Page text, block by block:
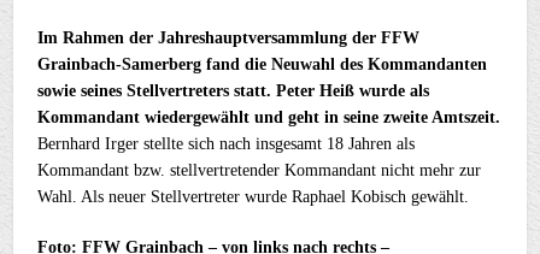
Im Rahmen der Jahreshauptversammlung der FFW
Grainbach-Samerberg fand die Neuwahl des Kommandanten
sowie seines Stellvertreters statt. Peter Heiß wurde als
Kommandant wiedergewählt und geht in seine zweite Amtszeit.
Bernhard Irger stellte sich nach insgesamt 18 Jahren als
Kommandant bzw. stellvertretender Kommandant nicht mehr zur
Wahl. Als neuer Stellvertreter wurde Raphael Kobisch gewählt.
Foto: FFW Grainbach – von links nach rechts –